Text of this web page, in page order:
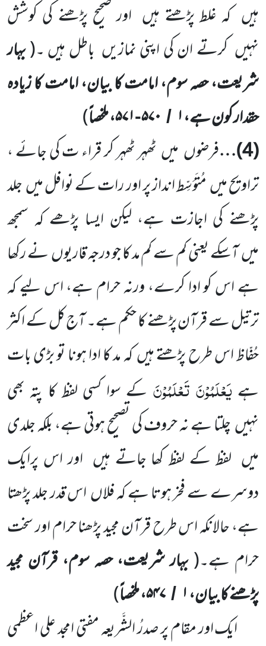
ہیں کہ غلط پڑھتے ہیں اور صحیح پڑھنے کی کوشش
نہیں کرتے ان کی اپنی نمازیں باطل ہیں ۔(بہار
شریعت، حصہ سوم، امامت کا بیان، امامت کا زیادہ
حقدار کون ہے،۱ / ۵۷۰-۵۷۱، ملخصاً
)
(
4
)…فرضوں میںٹھہر ٹھہر کر قراء ت کی جائے ،
تراویح میںمُتَوَسِّط انداز پر اور رات کے نوافل میںجلد
پڑھنے کی اجازت ہے، لیکن ایسا پڑھے کہ سمجھ
میںآسکے یعنی کم سے کم مد کا جو درجہ قاریوںنے رکھا
ہے اس کو ادا کرے، ورنہ حرام ہے، اس لیے کہ
ترتیل سے قرآن پڑھنے کا حکم ہے۔ آج کل کے اکثر
حُفّاظ اس طرح پڑھتے ہیںکہ مد کا ادا ہونا تو بڑی بات
ہےیَعْلَمُوْنَ تَعْلَمُوْنَ کے سوا کسی لفظ کا پتہ بھی
نہیںچلتا ہے نہ حروف کی تصحیح ہوتی ہے، بلکہ جلدی
میں لفظ کے لفظ کھا جاتے ہیں اور اس پرایک
دوسرے سے فخر ہوتا ہے کہ فلاںاس قدر جلد پڑھتا
ہے، حالانکہ اس طرح قرآن مجید پڑھنا حرام اور سخت
حرام ہے۔(بہار شریعت، حصہ سوم، قرآن مجید
پڑھنے کا بیان،۱ / ۵۴۷، ملخصاً
)
ایک اور مقام پر صدرُ الشَّریعہ مفتی امجد علی اعظمی